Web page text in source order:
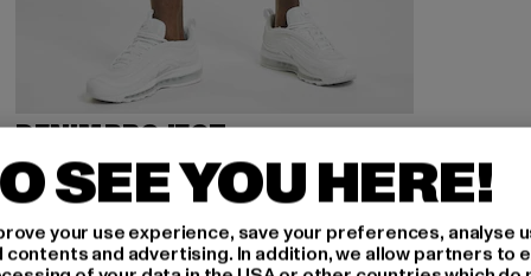
DENIM PROJECT
Mr. Orange
16,80 EUR
Derzeitiger Preis: 16,80 EUR
39,99 EUR Aktionspreis: 39,99 EUR
SEE YOU HERE!
your use experience, save your preferences, analyse
and advertising. In addition, we allow partners to